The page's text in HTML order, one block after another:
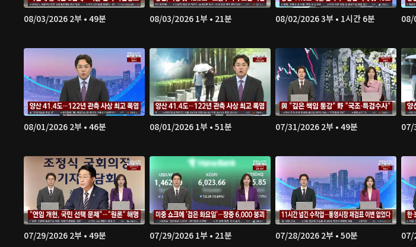
08/03/2026 2부 • 49분 08/03/2026 1부 • 21분 08/02/2026 3부 • 1시간 6분 08/
08/01/2026 2부 • 46분 08/01/2026 1부 • 51분 07/31/2026 2부 • 49분 07/
07/29/2026 2부 • 49분 07/29/2026 1부 • 21분 07/28/2026 2부 • 50분 07/